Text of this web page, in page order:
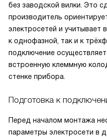
без заводской вилки. Это
производитель
электросетей и учитывает
к однофазной, так и к
подключение
встроенную клеммную
стенке прибора.
Подготовка к
Перед началом монтажа
параметры электросети в